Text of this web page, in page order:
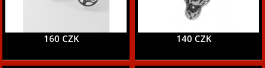
160 CZK 140 CZK